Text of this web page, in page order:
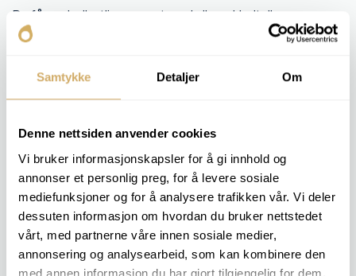
Samtykke Detaljer Om
Denne nettsiden anvender cookies
Vi bruker informasjonskapsler for å gi innhold og
annonser et personlig preg, for å levere sosiale
mediefunksjoner og for å analysere trafikken vår. Vi deler
dessuten informasjon om hvordan du bruker nettstedet
vårt, med partnerne våre innen sosiale medier,
annonsering og analysearbeid, som kan kombinere den
med annen informasjon du har gjort tilgjengelig for dem,
Du får en helhetlig rapport med alle nøkkeltall og
vurderinger for levetid, tilstand og systemrisiko.
dokumentasjon mot tredjepart.
INKLUDERTE ANALYSER
Viskositet v 100
Viskositetsindeks
Viskositet v 40
Vanninnhold [ppm]
TAN
PQ-Index